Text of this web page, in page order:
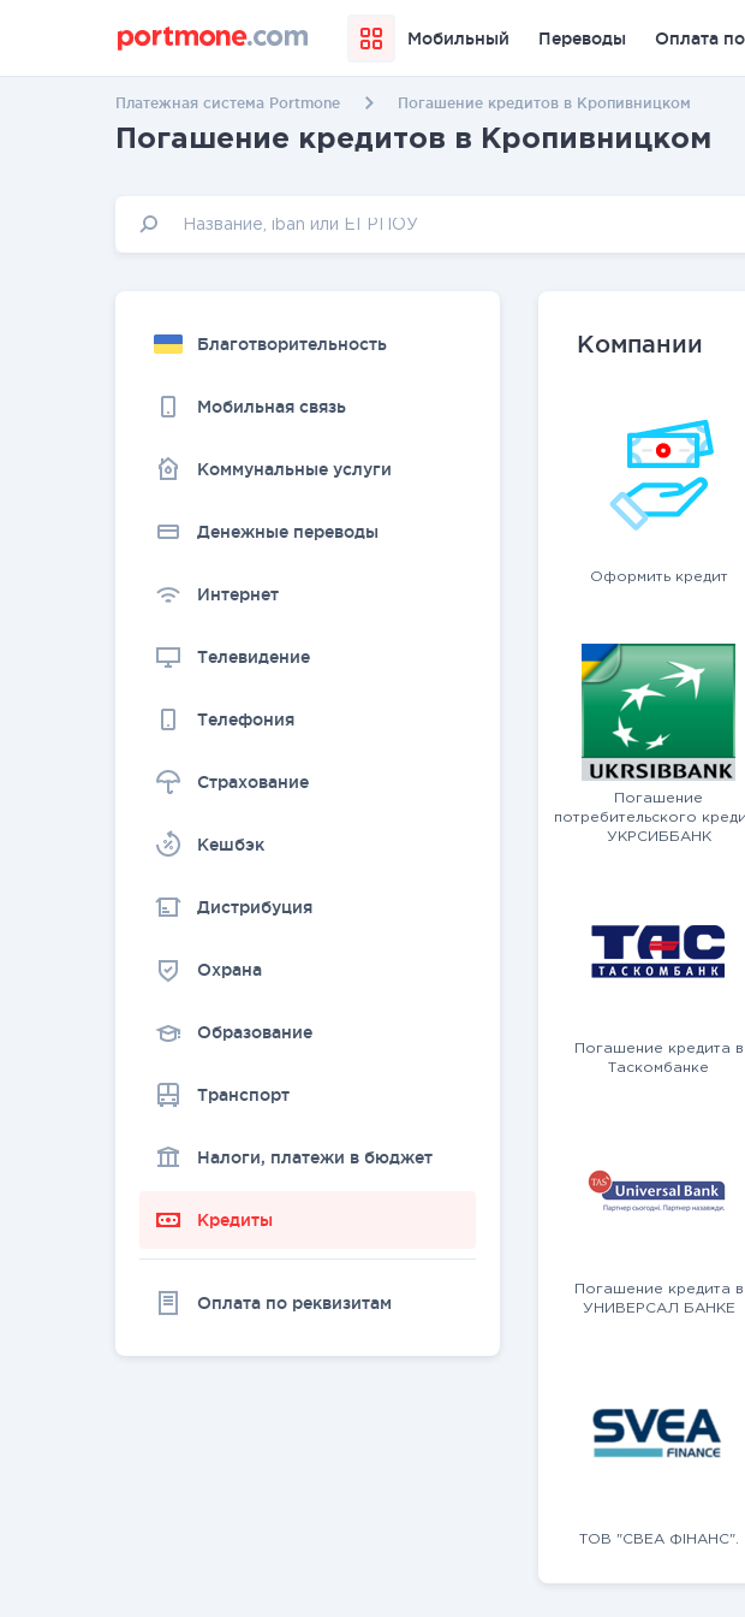
Мобильный Переводы Оплата
Платежная система Portmone Погашение кредитов в Кропивницком
Погашение кредитов в Кропивницком
Благотворительность
Мобильная связь
Коммунальные услуги
Денежные переводы
Интернет
Телевидение
Телефония
Страхование
Kешбэк
Дистрибуция
Охрана
Образование
Транспорт
Налоги, платежи в бюджет
Кредиты
Оплата по реквизитам
Компании
Оформить кредит
Погашение
потребительского
УКРСИББАНК
Погашение кредита в
Таскомбанке
Погашение кредита в
УНИВЕРСАЛ БАНКЕ
ТОВ "СВЕА ФІНАНС".